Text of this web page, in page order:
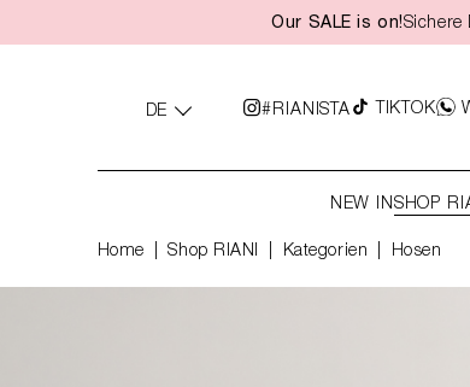
Zur Hauptnavigation springen
Our SALE is on!Sichere
DE #RIANISTA TIKTOK
NEW INSHOP
Home Shop RIANI Kategorien Hosen